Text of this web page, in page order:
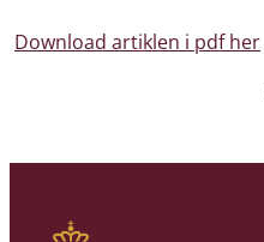
Download artiklen i pdf her